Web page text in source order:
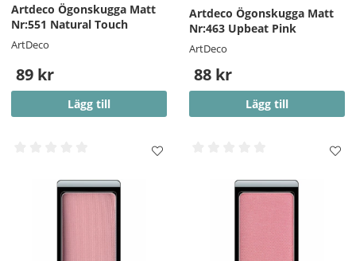
Artdeco Ögonskugga Matt
Nr:551 Natural Touch
ArtDeco
89 kr
Lägg till
Artdeco Ögonskugga Matt
Nr:463 Upbeat Pink
ArtDeco
88 kr
Lägg till